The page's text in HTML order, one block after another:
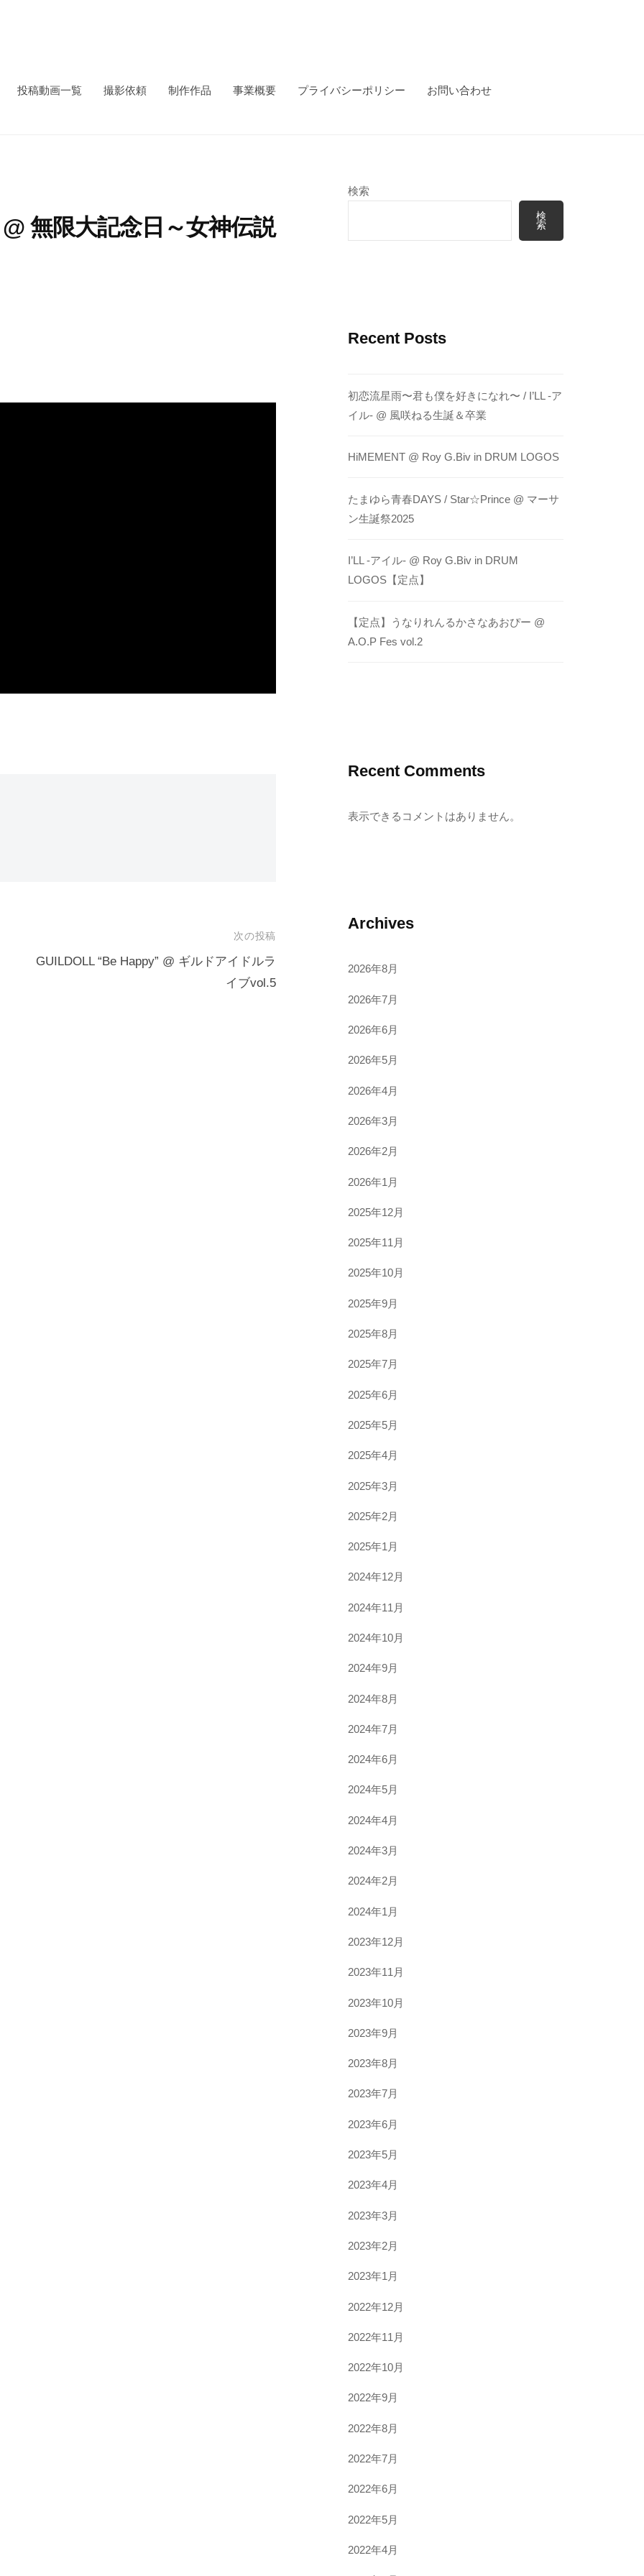
投稿動画一覧 撮影依頼 制作作品 事業概要 プライバシーポリシー お問い合わせ
無限大記念日～女神伝説
次の投稿
GUILDOLL “Be Happy” @ ギルドアイドルラ
イブvol.5
検索
検
索
Recent Posts
初恋流星雨〜君も僕を好きになれ〜 / I’LL -ア
イル- @ 風咲ねる生誕＆卒業
HiMEMENT @ Roy G.Biv in DRUM LOGOS
たまゆら青春DAYS / Star☆Prince @ マーサ
ン生誕祭2025
I’LL -アイル- @ Roy G.Biv in DRUM
LOGOS【定点】
【定点】うなりれんるかさなあおぴー @
A.O.P Fes vol.2
Recent Comments
表示できるコメントはありません。
Archives
2026年8月
2026年7月
2026年6月
2026年5月
2026年4月
2026年3月
2026年2月
2026年1月
2025年12月
2025年11月
2025年10月
2025年9月
2025年8月
2025年7月
2025年6月
2025年5月
2025年4月
2025年3月
2025年2月
2025年1月
2024年12月
2024年11月
2024年10月
2024年9月
2024年8月
2024年7月
2024年6月
2024年5月
2024年4月
2024年3月
2024年2月
2024年1月
2023年12月
2023年11月
2023年10月
2023年9月
2023年8月
2023年7月
2023年6月
2023年5月
2023年4月
2023年3月
2023年2月
2023年1月
2022年12月
2022年11月
2022年10月
2022年9月
2022年8月
2022年7月
2022年6月
2022年5月
2022年4月